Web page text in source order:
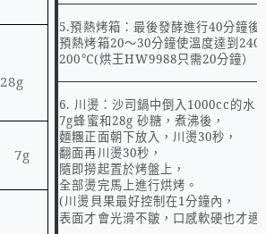
5.預熱烤箱：最後發酵進行40分鐘後
預熱烤箱20～30分鐘使溫度達到240
200℃(烘王HW9988只需20分鐘）
6. 川燙：沙司鍋中倒入1000cc的水
7g蜂蜜和28g 砂糖，煮沸後，
麵糰正面朝下放入，川燙30秒，
翻面再川燙30秒，
隨即撈起置於烤盤上，
全部燙完馬上進行烘烤。
(川燙貝果最好控制在1分鐘內，
表面才會光滑不皺，口感軟硬也才適
28g
7g